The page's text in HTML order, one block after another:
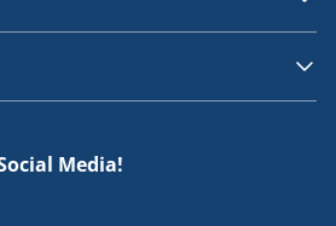
Media!